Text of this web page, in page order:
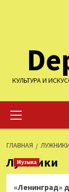
КУЛЬТУРА И
меню
ГЛАВНАЯ
Лужники
Музыка
«Ленинград»